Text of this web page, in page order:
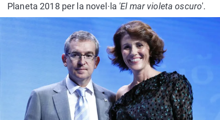
Planeta 2018 per la novel·la 'El mar violeta oscuro'.